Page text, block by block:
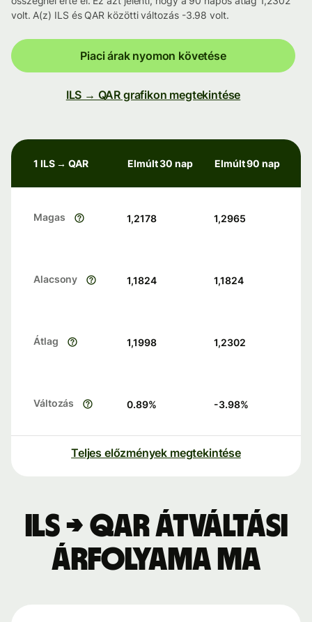
volt. A(z) ILS és QAR közötti változás -3.98 volt.
Piaci árak nyomon követése
ILS → QAR grafikon megtekintése
1 ILS → QAR Elmúlt 30 nap Elmúlt 90 nap
Magas 1,2178 1,2965
Alacsony 1,1824 1,1824
Átlag 1,1998 1,2302
Változás 0.89% -3.98%
Teljes előzmények megtekintése
ILS → QAR átváltási
árfolyama ma